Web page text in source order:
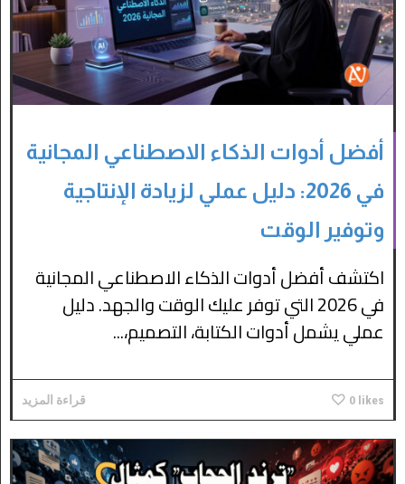
أفضل أدوات الذكاء الاصطناعي المجانية
في 2026: دليل عملي لزيادة الإنتاجية
وتوفير الوقت
اكتشف أفضل أدوات الذكاء الاصطناعي المجانية
في 2026 التي توفر عليك الوقت والجهد. دليل
عملي يشمل أدوات الكتابة، التصميم،...
0 likes قراءة المزيد